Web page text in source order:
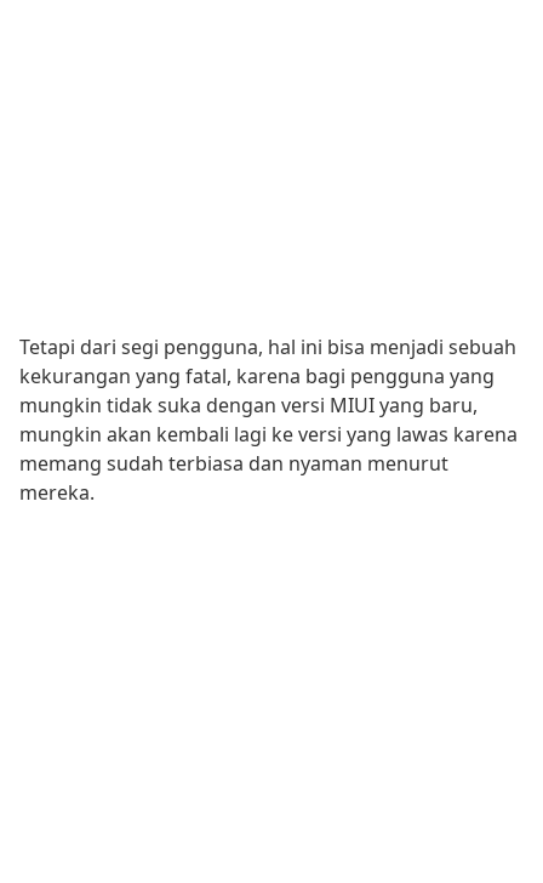
Tetapi dari segi pengguna, hal ini bisa menjadi sebuah
kekurangan yang fatal, karena bagi pengguna yang
mungkin tidak suka dengan versi MIUI yang baru,
mungkin akan kembali lagi ke versi yang lawas karena
memang sudah terbiasa dan nyaman menurut
mereka.